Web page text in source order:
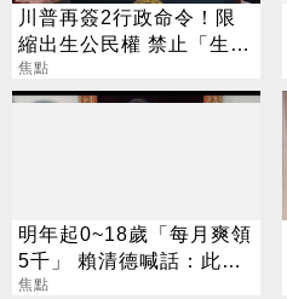
川普再簽2行政命令！限
縮出生公民權 禁止「生育
旅遊」
焦點
明年起0~18歲「每月爽領
5千」 賴清德喊話：此時
不生待何時
焦點